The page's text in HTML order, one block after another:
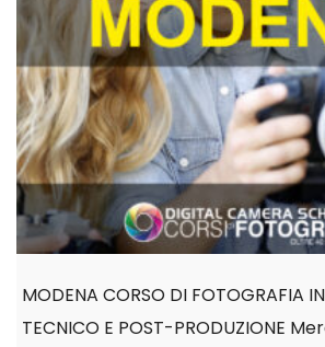
MODENA CORSO DI FOTOGRAFIA
TECNICO E POST-PRODUZIONE